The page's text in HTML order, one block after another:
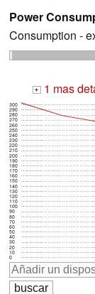
Power
Consumption -
+ 1 mas
0
10
20
30
40
50
60
70
80
90
100
110
120
130
140
150
160
170
180
190
200
210
220
230
240
250
260
270
280
290
300